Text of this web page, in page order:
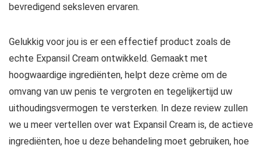
bevredigend seksleven ervaren.
Gelukkig voor jou is er een effectief product zoals de
echte Expansil Cream ontwikkeld. Gemaakt met
hoogwaardige ingrediënten, helpt deze crème om de
omvang van uw penis te vergroten en tegelijkertijd uw
uithoudingsvermogen te versterken. In deze review zullen
we u meer vertellen over wat Expansil Cream is, de actieve
ingrediënten, hoe u deze behandeling moet gebruiken, hoe